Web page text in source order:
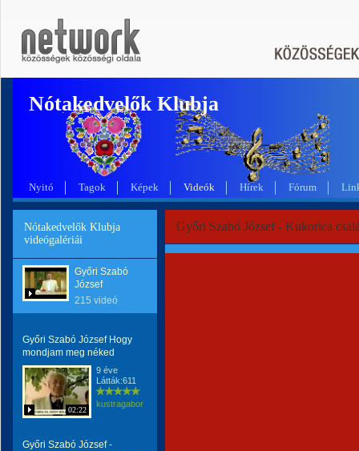
Nótakedvelők Klubja
Nyitó Tagok Képek Videók Hírek Fórum
Nótakedvelők Klubja
videógalériái
Győri Szabó
József
215 videó
Győri Szabó József Hogy
mondjam meg néked
02:22
9 éve
Látták:611
kustragabor
Győri Szabó József -
Győri Szabó József - Kukorica